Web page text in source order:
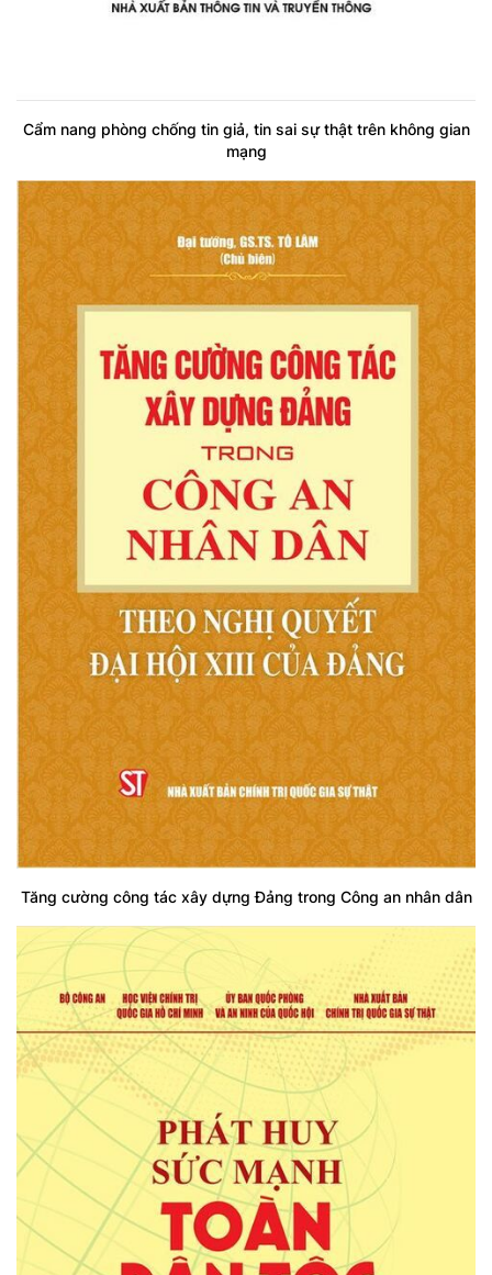
Cẩm nang phòng chống tin giả, tin sai sự thật trên không gian
mạng
Tăng cường công tác xây dựng Đảng trong Công an nhân dân